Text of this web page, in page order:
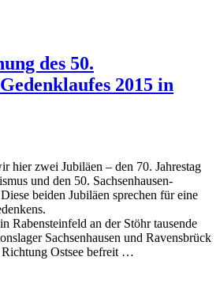
des 50.
2015 in
hier zwei Jubiläen – den 70. Jahrestag
und den 50. Sachsenhausen-
beiden Jubiläen sprechen für eine
Rabensteinfeld an der Stöhr tausende
Sachsenhausen und Ravensbrück
Ostsee befreit …